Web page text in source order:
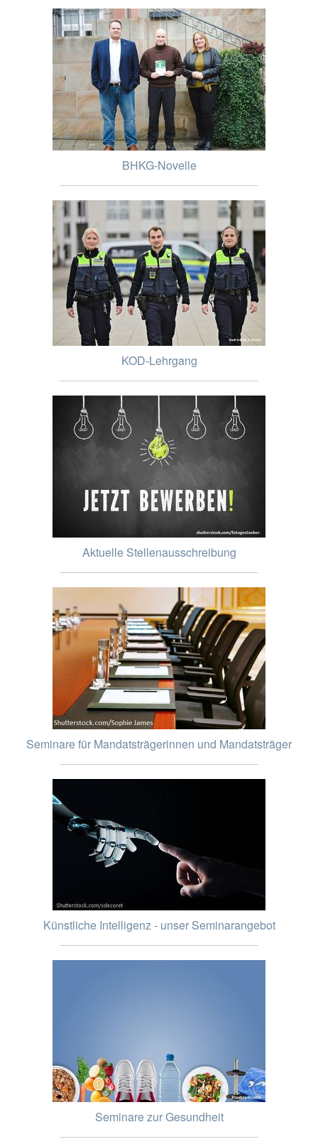
BHKG-Novelle
KOD-Lehrgang
Aktuelle Stellenausschreibung
Seminare für Mandatsträgerinnen und Mandatsträger
Künstliche Intelligenz - unser Seminarangebot
Seminare zur Gesundheit